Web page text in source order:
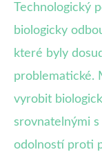
Technologický
biologicky
které byly
problematické.
vyrobit
srovnatelnými
odolností proti